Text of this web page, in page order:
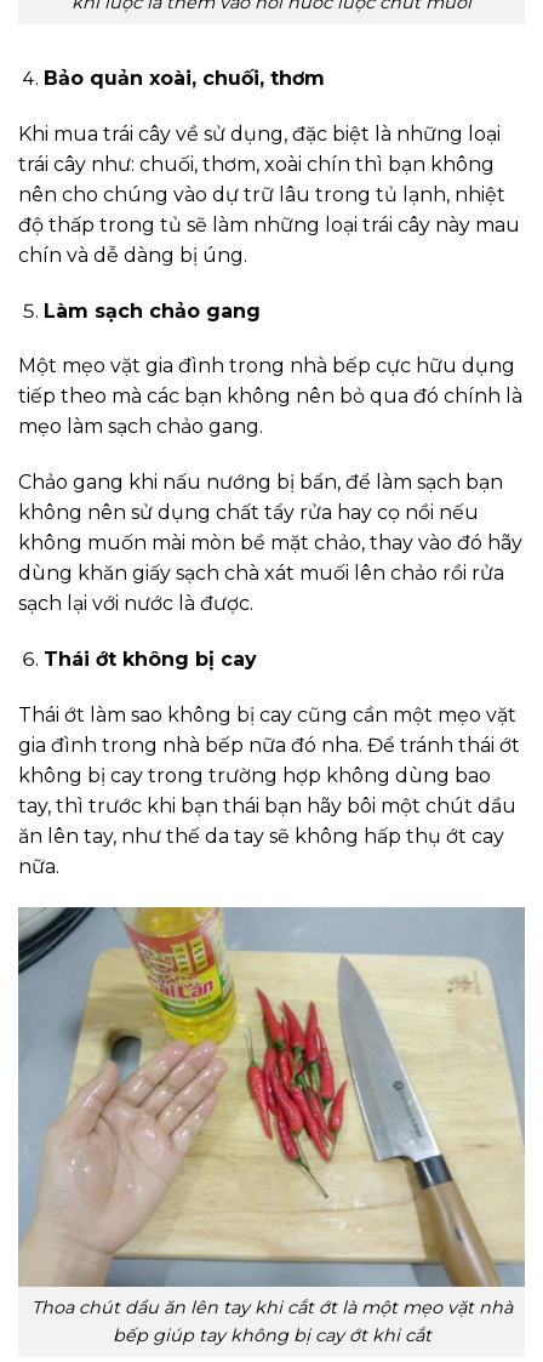
Bảo quản xoài, chuối, thơm
Khi mua trái cây về sử dụng, đặc biệt là những loại
trái cây như: chuối, thơm, xoài chín thì bạn không
nên cho chúng vào dự trữ lâu trong tủ lạnh, nhiệt
độ thấp trong tủ sẽ làm những loại trái cây này mau
chín và dễ dàng bị úng.
Làm sạch chảo gang
Một mẹo vặt gia đình trong nhà bếp cực hữu dụng
tiếp theo mà các bạn không nên bỏ qua đó chính là
mẹo làm sạch chảo gang.
Chảo gang khi nấu nướng bị bẩn, để làm sạch bạn
không nên sử dụng chất tẩy rửa hay cọ nồi nếu
không muốn mài mòn bề mặt chảo, thay vào đó hãy
dùng khăn giấy sạch chà xát muối lên chảo rồi rửa
sạch lại với nước là được.
Thái ớt không bị cay
Thái ớt làm sao không bị cay cũng cần một mẹo vặt
gia đình trong nhà bếp nữa đó nha. Để tránh thái ớt
không bị cay trong trường hợp không dùng bao
tay, thì trước khi bạn thái bạn hãy bôi một chút dầu
ăn lên tay, như thế da tay sẽ không hấp thụ ớt cay
nữa.
Thoa chút dầu ăn lên tay khi cắt ớt là một mẹo vặt nhà
bếp giúp tay không bị cay ớt khi cắt